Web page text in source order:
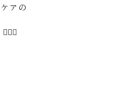
アの